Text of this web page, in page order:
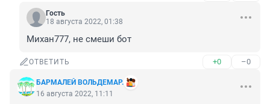
Гость
18 августа 2022, 01:38
Михан777, не смеши бот
ОТВЕТИТЬ +0 –0
БАРМАЛЕЙ ВОЛЬДЕМАР.
16 августа 2022, 11:11